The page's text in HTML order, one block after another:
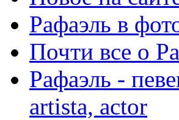
Рафаэль в
Почти все о
Рафаэль -
artista, actor